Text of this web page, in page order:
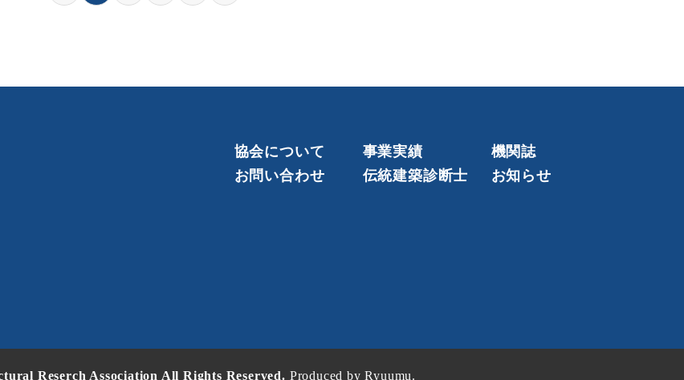
協会について 事業実績
機関誌
お問い合わせ
伝統建築診断士 お知らせ
Reserch Association All Rights Reserved. Produced by Ryuumu.